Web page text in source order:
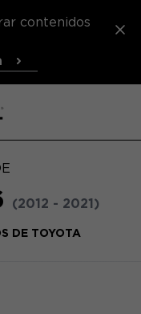
contenidos
(2012 - 2021)
DE TOYOTA